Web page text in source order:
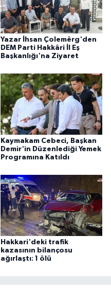
Yazar İhsan Çolemêrg'den
DEM Parti Hakkâri İl Eş
Başkanlığı'na Ziyaret
Kaymakam Cebeci, Başkan
Demir'in Düzenlediği Yemek
Programına Katıldı
Hakkari'deki trafik
kazasının bilançosu
ağırlaştı: 1 ölü